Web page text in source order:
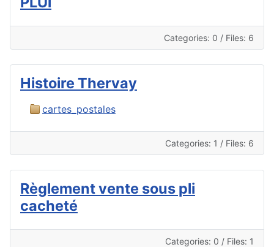
Categories: 0 / Files: 6
Histoire Thervay
cartes_postales
Categories: 1 / Files: 6
Règlement vente sous pli
cacheté
Categories: 0 / Files: 1